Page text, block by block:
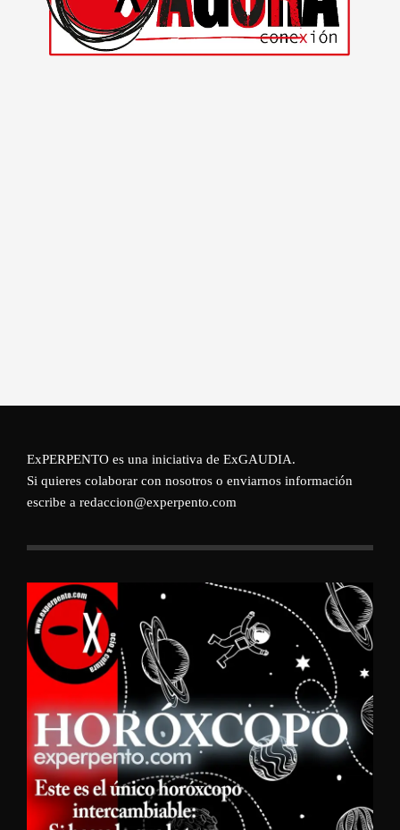
ExPERPENTO es una iniciativa de ExGAUDIA.
Si quieres colaborar con nosotros o enviarnos información
escribe a redaccion@experpento.com